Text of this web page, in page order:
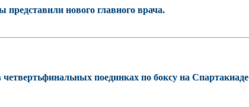
нового главного врача.
поединках по боксу на Спартакиаде